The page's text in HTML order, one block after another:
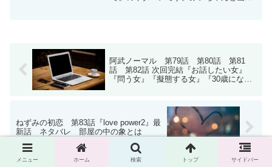
阿武ノーマル 第79話 第80話 第81
話 第82話 次回完結『お話したい女』
『問う女』『擬態する女』『30歳になっ
ねずみの初恋 第83話『love power2』最
新話 ネタバレ 部屋の中の象とは
メニュー ホーム 検索 トップ サイドバー